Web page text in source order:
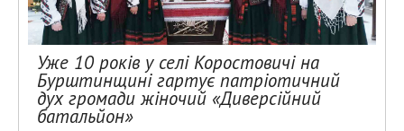
Уже 10 років у селі Коростовичі на
Бурштинщині гартує патріотичний
дух громади жіночий «Диверсійний
батальйон»